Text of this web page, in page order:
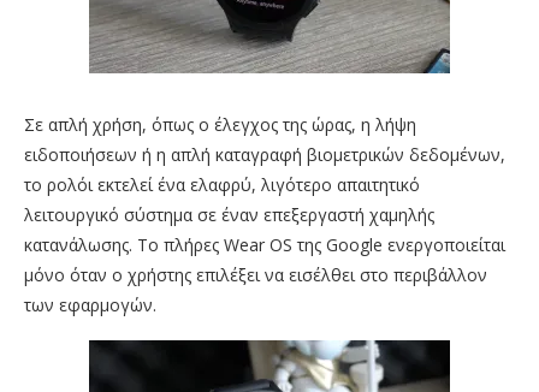
Σε απλή χρήση, όπως ο έλεγχος της ώρας, η λήψη
ειδοποιήσεων ή η απλή καταγραφή βιομετρικών δεδομένων,
το ρολόι εκτελεί ένα ελαφρύ, λιγότερο απαιτητικό
λειτουργικό σύστημα σε έναν επεξεργαστή χαμηλής
κατανάλωσης. Το πλήρες Wear OS της Google ενεργοποιείται
μόνο όταν ο χρήστης επιλέξει να εισέλθει στο περιβάλλον
των εφαρμογών.